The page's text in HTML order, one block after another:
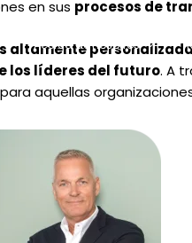
Acerca de nosotros
en sus procesos de
altamente
los líderes del futuro. A
aquellas